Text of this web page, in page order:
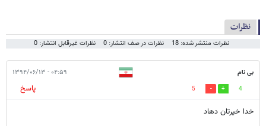
نظرات
نظرات منتشر شده: 18 نظرات در صف انتشار: 0 نظرات غیرقابل انتشار: 0
بی نام ۰۴:۵۹ - ۱۳۹۴/۰۶/۱۳
4
5
پاسخ
خدا خیرتان دهاد